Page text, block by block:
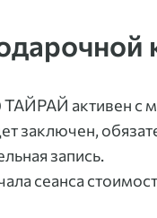
активен с
заключен,
запись.
сеанса